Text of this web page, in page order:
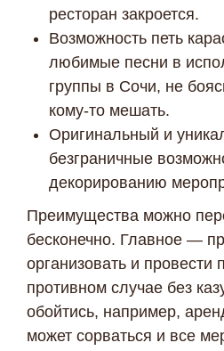
ресторан закроется.
Возможность петь
любимые песни в
группы в Сочи, не
кому-то мешать.
Оригинальный и
безграничные
декорированию
Преимущества можно
бесконечно. Главное —
организовать и провести
противном случае без
обойтись, например,
может сорваться и все